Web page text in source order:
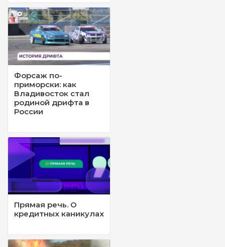
Форсаж по-
приморски: как
Владивосток стал
родиной дрифта в
России
Прямая речь. О
кредитных каникулах